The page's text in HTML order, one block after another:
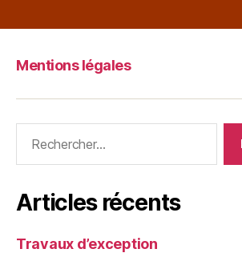
Mentions légales
Articles récents
Travaux d’exception